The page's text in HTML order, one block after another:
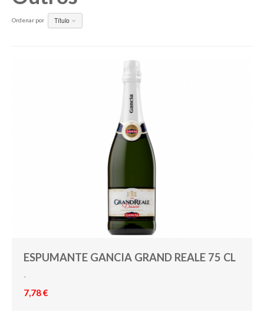
Ordenar por Título
ESPUMANTE GANCIA GRAND REALE 75 CL
-
7,78 €